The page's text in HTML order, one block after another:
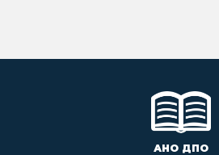
АНО ДПО